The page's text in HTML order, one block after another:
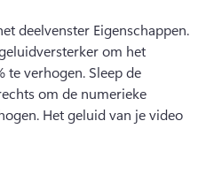
om het
te verhogen. Sleep de
om de numerieke
Het geluid van je video